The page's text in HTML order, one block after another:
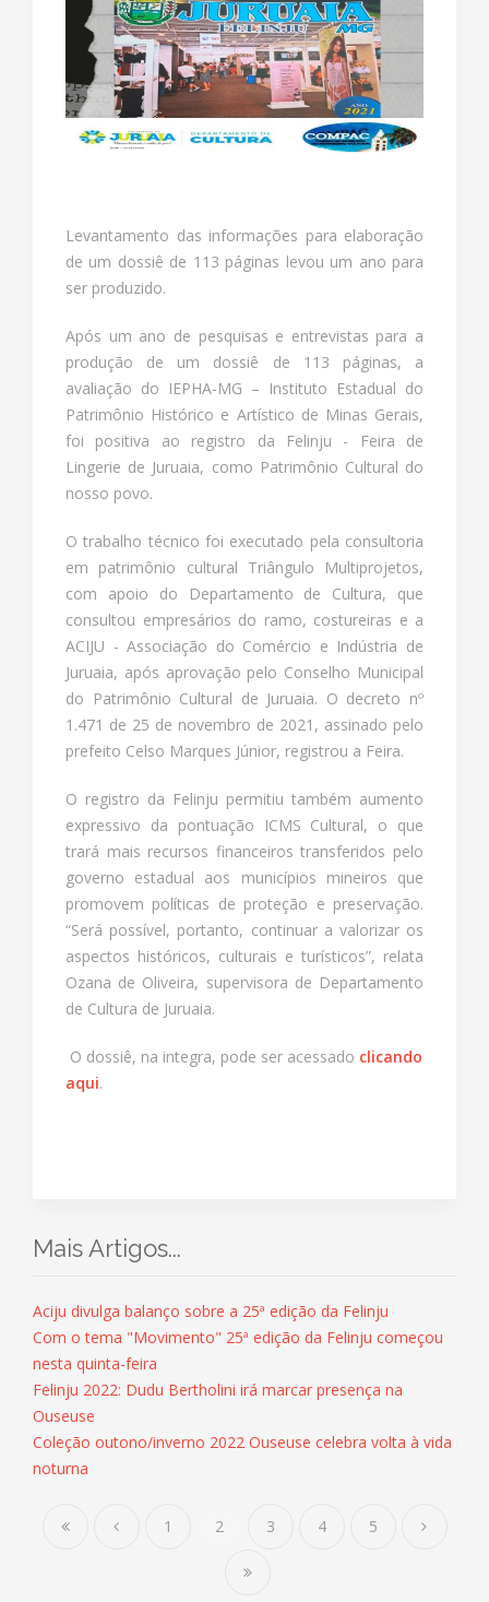
Levantamento das informações para elaboração
de um dossiê de 113 páginas levou um ano para
ser produzido.
Após um ano de pesquisas e entrevistas para a
produção de um dossiê de 113 páginas, a
avaliação do IEPHA-MG – Instituto Estadual do
Patrimônio Histórico e Artístico de Minas Gerais,
foi positiva ao registro da Felinju - Feira de
Lingerie de Juruaia, como Patrimônio Cultural do
nosso povo.
O trabalho técnico foi executado pela consultoria
em patrimônio cultural Triângulo Multiprojetos,
com apoio do Departamento de Cultura, que
consultou empresários do ramo, costureiras e a
ACIJU - Associação do Comércio e Indústria de
Juruaia, após aprovação pelo Conselho Municipal
do Patrimônio Cultural de Juruaia. O decreto nº
1.471 de 25 de novembro de 2021, assinado pelo
prefeito Celso Marques Júnior, registrou a Feira.
O registro da Felinju permitiu também aumento
expressivo da pontuação ICMS Cultural, o que
trará mais recursos financeiros transferidos pelo
governo estadual aos municípios mineiros que
promovem políticas de proteção e preservação.
“Será possível, portanto, continuar a valorizar os
aspectos históricos, culturais e turísticos”, relata
Ozana de Oliveira, supervisora de Departamento
de Cultura de Juruaia.
O dossiê, na integra, pode ser acessado clicando
aqui.
Mais Artigos...
Aciju divulga balanço sobre a 25ª edição da Felinju
Com o tema "Movimento" 25ª edição da Felinju começou
nesta quinta-feira
Felinju 2022: Dudu Bertholini irá marcar presença na
Ouseuse
Coleção outono/inverno 2022 Ouseuse celebra volta à vida
noturna
1 2 3 4 5